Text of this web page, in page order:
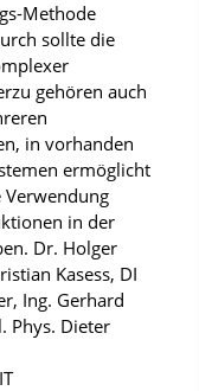
Methode
sollte die
gehören auch
in vorhanden
ermöglicht
in der
Dr. Holger
Kasess, DI
Ing. Gerhard
Phys. Dieter